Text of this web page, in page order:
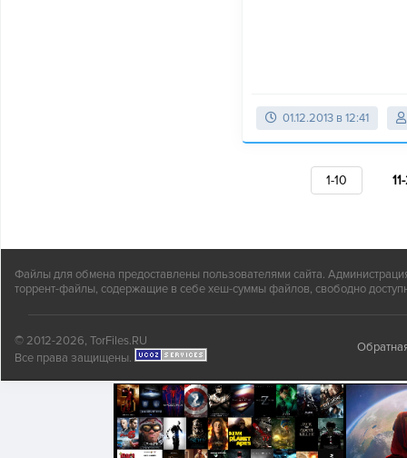
01.12.2013 в 12:41
1-10
Файлы для обмена предоставлены пользователями сайта.
торрент-файлы, содержащие в себе хеш-суммы файлов, свободно
© 2012-2026, TorFiles.RU
Все права защищены.